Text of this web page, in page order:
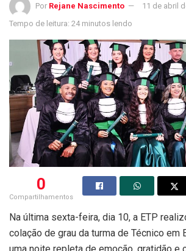
Por Rejane Nascimento
11 de abril
Tempo de leitura: 24 minutos lendo
0
Compartilhamentos
Na última sexta-feira, dia 10, a ETP
colação de grau da turma de Técnico em